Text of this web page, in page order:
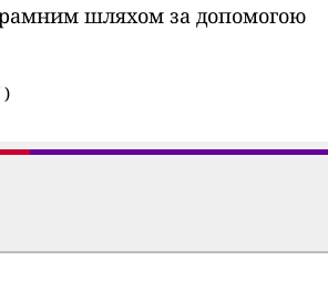
шляхом за допомогою
)